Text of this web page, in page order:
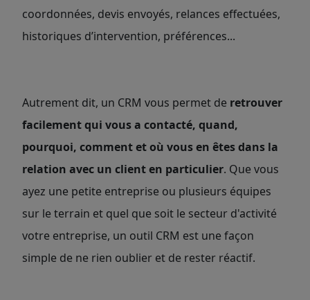
coordonnées, devis envoyés, relances effectuées,
historiques d’intervention, préférences...
Autrement dit, un CRM vous permet de retrouver
facilement qui vous a contacté, quand,
pourquoi, comment et où vous en êtes dans la
relation avec un client en particulier. Que vous
ayez une petite entreprise ou plusieurs équipes
sur le terrain et quel que soit le secteur d'activité
votre entreprise, un outil CRM est une façon
simple de ne rien oublier et de rester réactif.